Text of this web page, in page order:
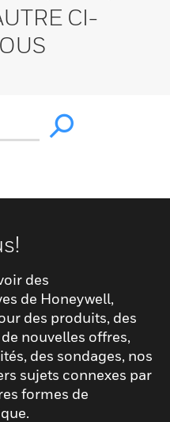
CI-
des
de Honeywell,
des produits, des
nouvelles offres,
des sondages, nos
sujets connexes par
formes de